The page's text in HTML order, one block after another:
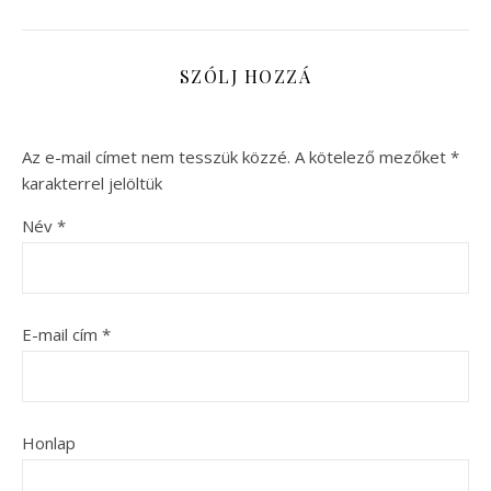
SZÓLJ HOZZÁ
Az e-mail címet nem tesszük közzé. A kötelező mezőket *
karakterrel jelöltük
Név *
E-mail cím *
Honlap